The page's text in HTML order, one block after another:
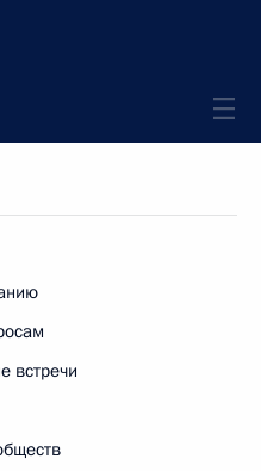
встречи